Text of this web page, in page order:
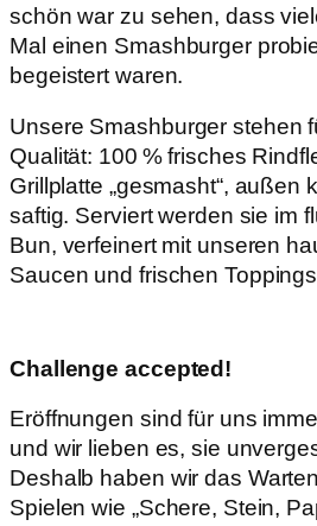
schön war zu sehen, dass
Mal einen Smashburger
begeistert waren.
Unsere Smashburger stehen
Qualität: 100 % frisches
Grillplatte „gesmasht“, außen
saftig. Serviert werden sie im
Bun, verfeinert mit unseren
Saucen und frischen
Challenge accepted!
Eröffnungen sind für uns
und wir lieben es, sie
Deshalb haben wir das
Spielen wie „Schere, Stein,